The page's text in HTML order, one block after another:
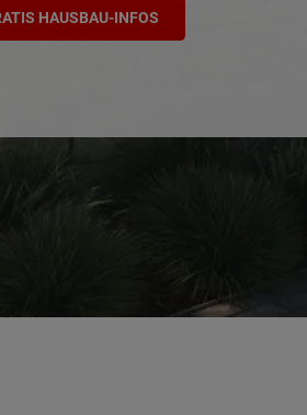
HAUSBAU-INFOS